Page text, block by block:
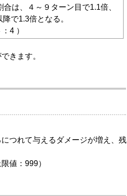
合は、４～９ターン目で1.1倍、
で1.3倍となる。
4 ）
きます。
つれて与えるダメージが増え、残
値：999）